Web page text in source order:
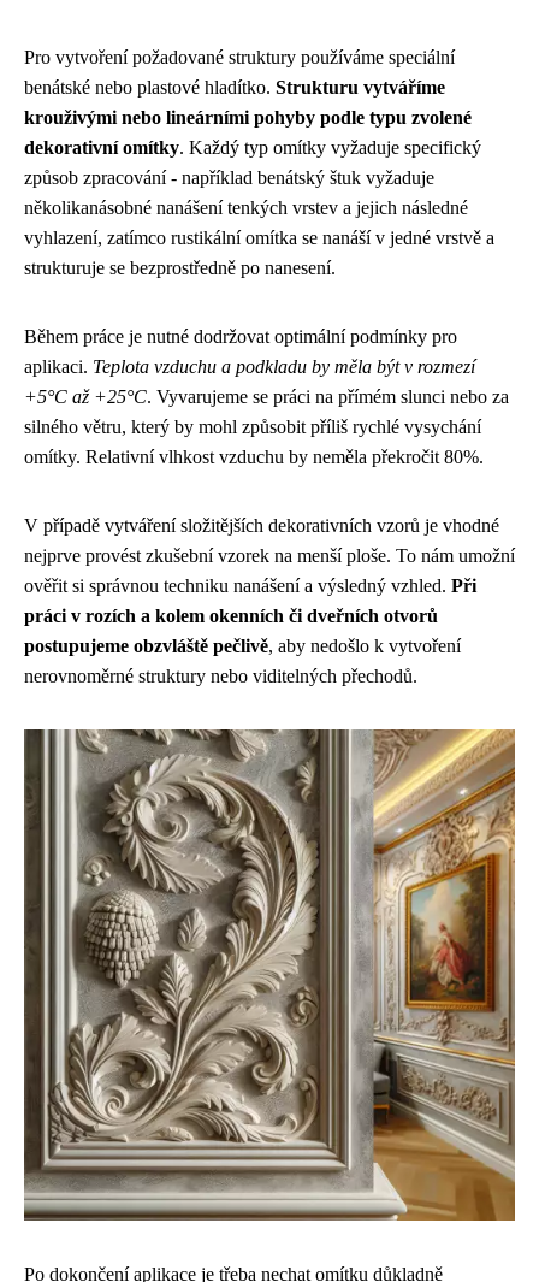
Pro vytvoření požadované struktury používáme speciální
benátské nebo plastové hladítko. Strukturu vytváříme
krouživými nebo lineárními pohyby podle typu zvolené
dekorativní omítky. Každý typ omítky vyžaduje specifický
způsob zpracování - například benátský štuk vyžaduje
několikanásobné nanášení tenkých vrstev a jejich následné
vyhlazení, zatímco rustikální omítka se nanáší v jedné vrstvě a
strukturuje se bezprostředně po nanesení.
Během práce je nutné dodržovat optimální podmínky pro
aplikaci. Teplota vzduchu a podkladu by měla být v rozmezí
+5°C až +25°C. Vyvarujeme se práci na přímém slunci nebo za
silného větru, který by mohl způsobit příliš rychlé vysychání
omítky. Relativní vlhkost vzduchu by neměla překročit 80%.
V případě vytváření složitějších dekorativních vzorů je vhodné
nejprve provést zkušební vzorek na menší ploše. To nám umožní
ověřit si správnou techniku nanášení a výsledný vzhled. Při
práci v rozích a kolem okenních či dveřních otvorů
postupujeme obzvláště pečlivě, aby nedošlo k vytvoření
nerovnoměrné struktury nebo viditelných přechodů.
Po dokončení aplikace je třeba nechat omítku důkladně